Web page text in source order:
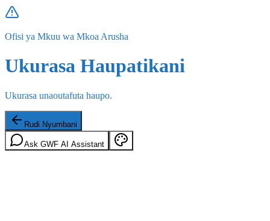
Ofisi ya Mkuu wa Mkoa Arusha
Ukurasa Haupatikani
Ukurasa unaoutafuta haupo.
Rudi Nyumbani
Ask GWF AI Assistant